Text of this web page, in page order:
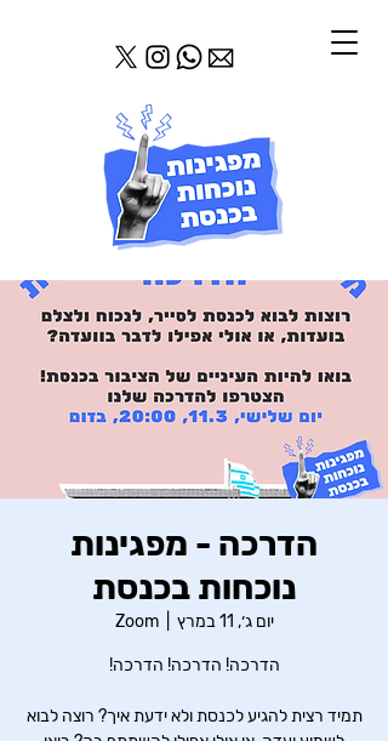
הדרכה - מפגינות
נוכחות בכנסת
יום ג׳, 11 במרץ
  |
Zoom
תמיד רצית להגיע לכנסת ולא ידעת איך? רוצה לבוא